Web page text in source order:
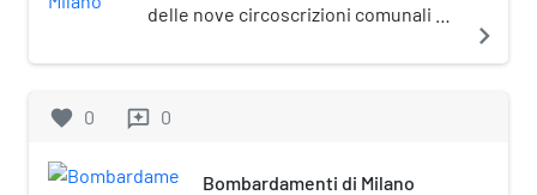
delle nove circoscrizioni comunali di
in via Guglielmo Marconi, 2.
navigate_next
favorite 0 reviews 0
Bombardamenti di Milano